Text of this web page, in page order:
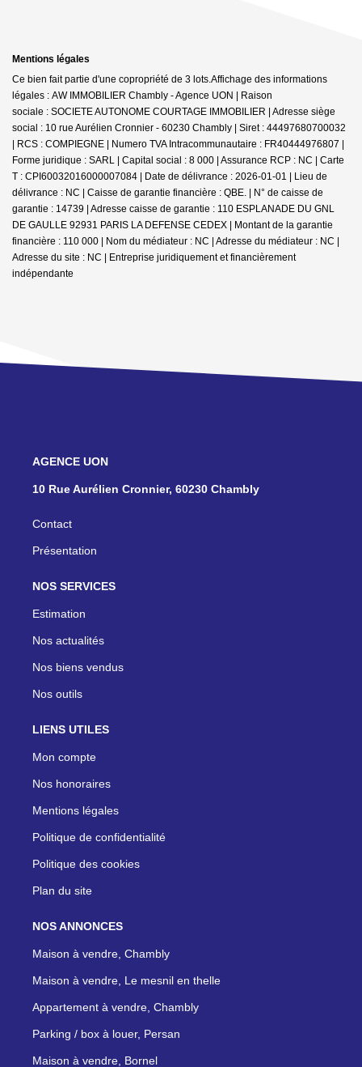
Mentions légales
Ce bien fait partie d'une copropriété de 3 lots.Affichage des informations
légales : AW IMMOBILIER Chambly - Agence UON | Raison
sociale : SOCIETE AUTONOME COURTAGE IMMOBILIER | Adresse siège
social : 10 rue Aurélien Cronnier - 60230 Chambly | Siret : 44497680700032
| RCS : COMPIEGNE | Numero TVA Intracommunautaire : FR40444976807 |
Forme juridique : SARL | Capital social : 8 000 | Assurance RCP : NC | Carte
T : CPI60032016000007084 | Date de délivrance : 2026-01-01 | Lieu de
délivrance : NC | Caisse de garantie financière : QBE. | N° de caisse de
garantie : 14739 | Adresse caisse de garantie : 110 ESPLANADE DU GNL
DE GAULLE 92931 PARIS LA DEFENSE CEDEX | Montant de la garantie
financière : 110 000 | Nom du médiateur : NC | Adresse du médiateur : NC |
Adresse du site : NC | Entreprise juridiquement et financièrement
indépendante
NOS AGENCES
10 Rue Aurélien Cronnier, 60230 Chambly
Contact
Présentation
NOS SERVICES
Estimation
Nos actualités
Nos biens vendus
Nos outils
LIENS UTILES
Mon compte
Nos honoraires
Mentions légales
Politique de confidentialité
Politique des cookies
Plan du site
NOS ANNONCES
Maison à vendre, Chambly
Maison à vendre, Le mesnil en thelle
Appartement à vendre, Chambly
Parking / box à louer, Persan
Maison à vendre, Bornel